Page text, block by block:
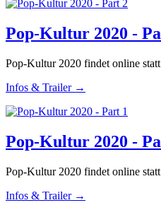
Pop-Kultur 2020 -
Pop-Kultur 2020 findet online
Infos & Trailer →
Pop-Kultur 2020 -
Pop-Kultur 2020 findet online
Infos & Trailer →